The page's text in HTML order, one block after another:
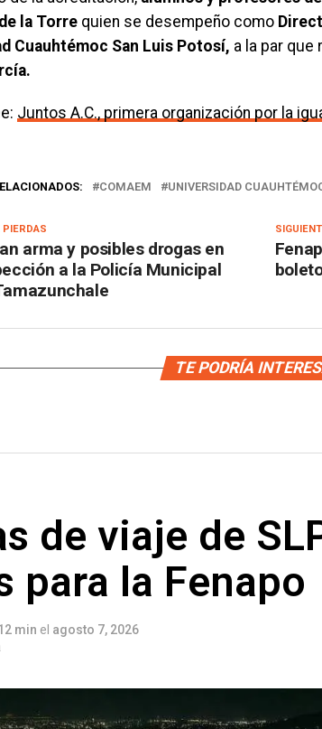
la Torre quien se desempeño como
Cuauhtémoc San Luis Potosí, a la par que
Juntos A.C., primera organización por la
COMAEM UNIVERSIDAD
PIERDAS
arma y posibles drogas en
a la Policía Municipal
TE PODRÍA
de viaje de
para la Fenapo
min el agosto 7, 2026